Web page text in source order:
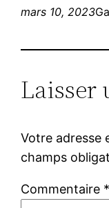
mars 10, 2023
Laisser
Votre adresse
champs
Commentaire *